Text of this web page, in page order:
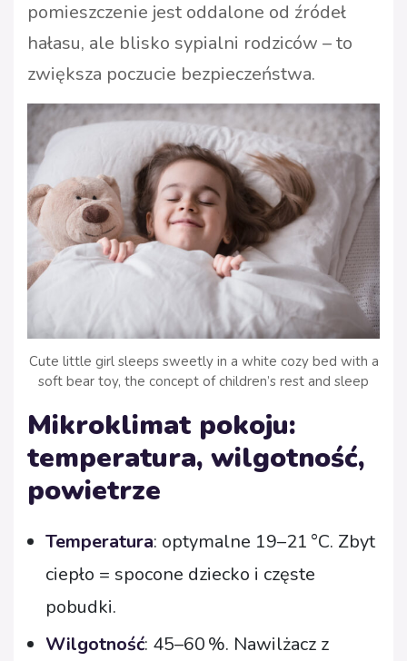
pomieszczenie jest oddalone od źródeł
hałasu, ale blisko sypialni rodziców – to
zwiększa poczucie bezpieczeństwa.
Cute little girl sleeps sweetly in a white cozy bed with a
soft bear toy, the concept of children’s rest and sleep
Mikroklimat pokoju:
temperatura, wilgotność,
powietrze
Temperatura: optymalne 19–21 °C. Zbyt
ciepło = spocone dziecko i częste
pobudki.
Wilgotność: 45–60 %. Nawilżacz z